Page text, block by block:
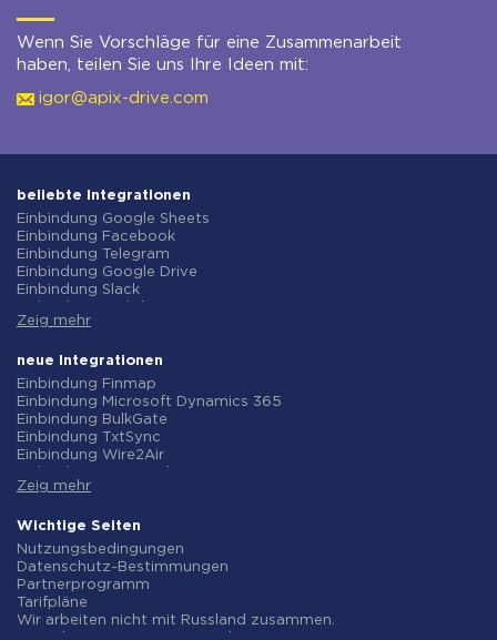
Wenn Sie Vorschläge für eine Zusammenarbeit
haben, teilen Sie uns Ihre Ideen mit:
igor@apix-drive.com
beliebte Integrationen
Einbindung Google Sheets
Einbindung Facebook
Einbindung Telegram
Einbindung Google Drive
Einbindung Slack
Einbindung Gmail
Einbindung ClickUp
Einbindung Airtable
Einbindung Google Contacts
Einbindung OpenAI (ChatGPT)
Einbindung Instagram
Einbindung ActiveCampaign
Einbindung Typeform
Einbindung Salesforce CRM
Einbindung Notion
Einbindung AWeber
Einbindung Asana
Einbindung ZOHO CRM
Einbindung Webhooks
Einbindung GetResponse
Zeig mehr
neue Integrationen
Einbindung Finmap
Einbindung Microsoft Dynamics 365
Einbindung BulkGate
Einbindung TxtSync
Einbindung Wire2Air
Einbindung Infobip
Einbindung AtomPark
Einbindung TXTImpact
Einbindung Campaign Monitor
Einbindung CM.com
Einbindung D7 Networks
Einbindung SMS.to
Einbindung SMSGlobal
Zeig mehr
Wichtige Seiten
Nutzungsbedingungen
Datenschutz-Bestimmungen
Partnerprogramm
Tarifpläne
Wir arbeiten nicht mit Russland zusammen.